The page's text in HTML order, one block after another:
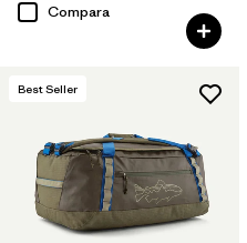
Compara
Best Seller